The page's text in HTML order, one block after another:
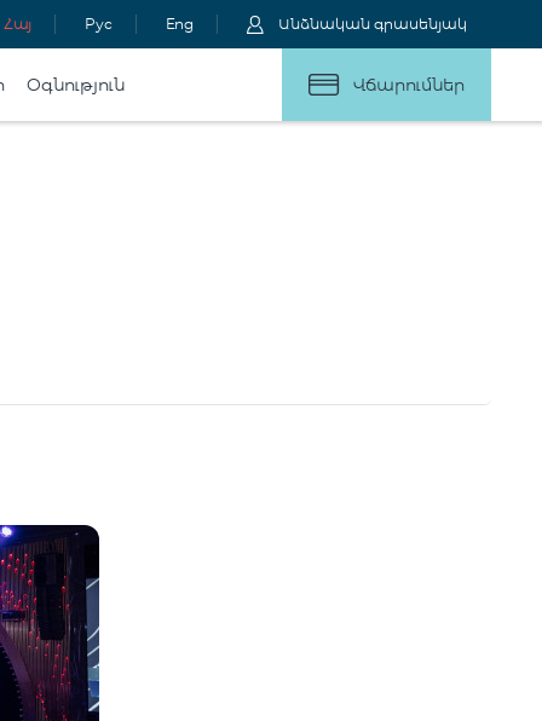
Հայ Рус Eng Անձնական գրասենյակ
Օգնություն Վճարումներ